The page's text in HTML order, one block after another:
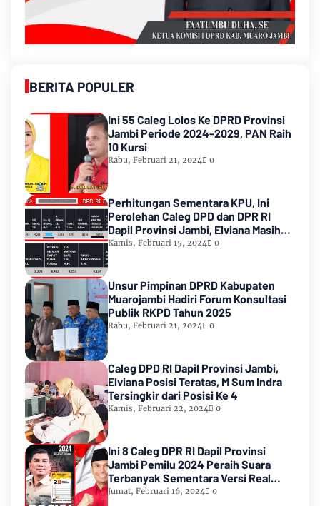
BERITA POPULER
Ini 55 Caleg Lolos Ke DPRD Provinsi
Jambi Periode 2024-2029, PAN Raih
10 Kursi
Rabu, Februari 21, 2024 0
Perhitungan Sementara KPU, Ini
Perolehan Caleg DPD dan DPR RI
Dapil Provinsi Jambi, Elviana Masih
Urutan Kedua Teratas
Kamis, Februari 15, 2024 0
Unsur Pimpinan DPRD Kabupaten
Muarojambi Hadiri Forum Konsultasi
Publik RKPD Tahun 2025
Rabu, Februari 21, 2024 0
Caleg DPD RI Dapil Provinsi Jambi,
Elviana Posisi Teratas, M Sum Indra
Tersingkir dari Posisi Ke 4
Kamis, Februari 22, 2024 0
Ini 8 Caleg DPR RI Dapil Provinsi
Jambi Pemilu 2024 Peraih Suara
Terbanyak Sementara Versi Real
Count KPU RI
Jumat, Februari 16, 2024 0